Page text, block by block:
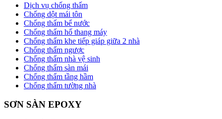
Dịch vụ chống thấm
Chống dột mái tôn
Chống thấm bể nước
Chống thấm hố thang máy
Chống thấm khe tiếp giáp giữa 2 nhà
Chống thấm ngược
Chống thấm nhà vệ sinh
Chống thấm sàn mái
Chống thấm tầng hầm
Chống thấm tường nhà
SƠN SÀN EPOXY